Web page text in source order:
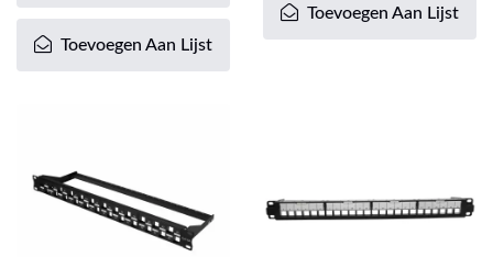
Toevoegen Aan Lijst
Toevoegen Aan Lijst